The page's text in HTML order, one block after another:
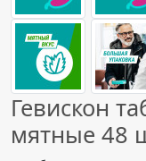
Гевискон
мятные 48